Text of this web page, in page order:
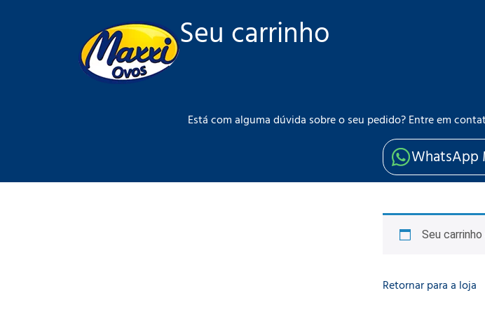
Seu carrinho
Está com alguma dúvida sobre o seu pedido? Entre em
WhatsApp
Seu
Retornar para a loja